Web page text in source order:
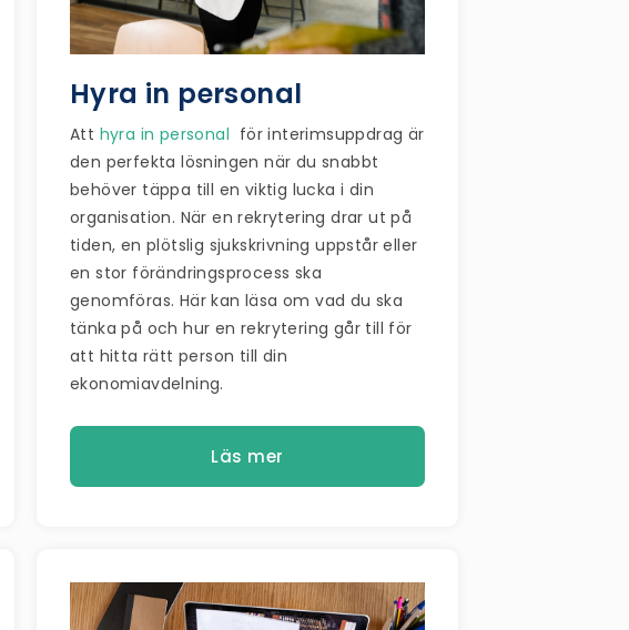
Hyra in personal
Att hyra in personal för interimsuppdrag är
den perfekta lösningen när du snabbt
behöver täppa till en viktig lucka i din
organisation. När en rekrytering drar ut på
tiden, en plötslig sjukskrivning uppstår eller
en stor förändringsprocess ska
genomföras. Här kan läsa om vad du ska
tänka på och hur en rekrytering går till för
att hitta rätt person till din
ekonomiavdelning.
Läs mer